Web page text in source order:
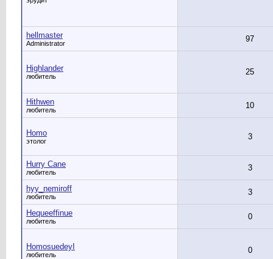
hellmaster
Administrator 97
Highlander
любитель 25
Hithwen
любитель 10
Homo
этолог 3
Hurry Cane
любитель 3
hyy_nemiroff
любитель 3
Hequeeffinue
любитель 0
HomosuedeyI
любитель 0